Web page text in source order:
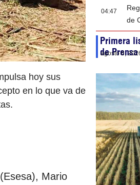
hoy sus
en lo que va de
Mario
04:47
de
Primera
de
agosto 6,